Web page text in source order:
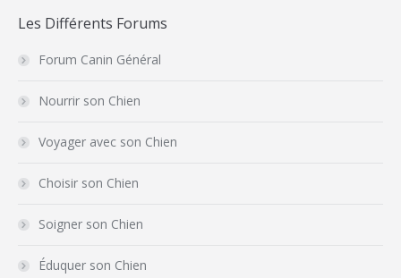
Les Différents Forums
Forum Canin Général
Nourrir son Chien
Voyager avec son Chien
Choisir son Chien
Soigner son Chien
Éduquer son Chien